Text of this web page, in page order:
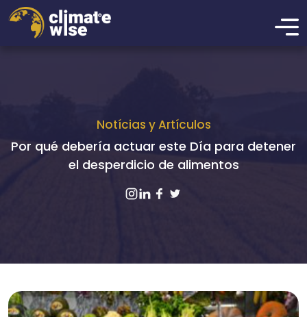
Notícias y Artículos
Por qué debería actuar este Día para detener
el desperdicio de alimentos